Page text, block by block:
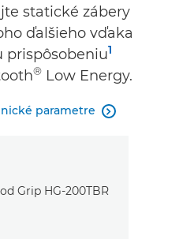
statické zábery
ďalšieho vďaka
prispôsobeniu1
®Low Energy.
parametre 